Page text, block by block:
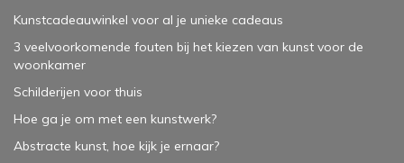
Kunstcadeauwinkel voor al je unieke cadeaus
3 veelvoorkomende fouten bij het kiezen van kunst voor de
woonkamer
Schilderijen voor thuis
Hoe ga je om met een kunstwerk?
Abstracte kunst, hoe kijk je ernaar?